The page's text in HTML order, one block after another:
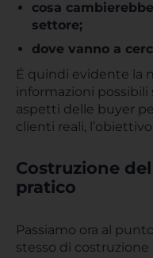
cosa
settore;
dove vanno a
É quindi evidente la
informazioni
aspetti delle buyer
clienti reali,
Costruzione
pratico
Passiamo ora al
stesso di